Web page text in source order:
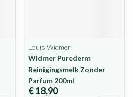
Louis Widmer
Widmer Purederm
Reinigingsmelk Zonder
Parfum 200ml
€ 18,90